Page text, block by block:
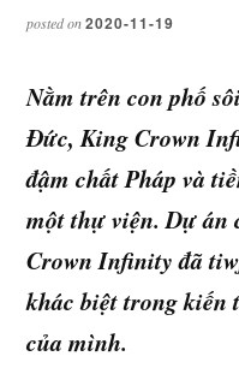
posted on2020-11-19
Nằm trên con phố
Đức, King Crown
đậm chất Pháp và
một thự viện. Dự án
Crown Infinity đã
khác biệt trong kiến
của mình.